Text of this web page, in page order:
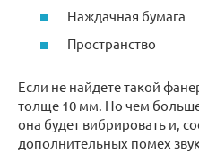
Наждачная бумага
Пространство
Если не найдете такой
толще 10 мм. Но чем
она будет вибрировать и,
дополнительных помех